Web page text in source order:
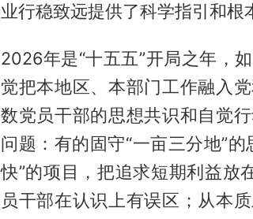
业行稳致远提供了科学指引和根
2026年是“十五五”开局之年，
觉把本地区、本部门工作融入
数党员干部的思想共识和自觉
问题：有的固守“一亩三分地”
快”的项目，把追求短期利益
员干部在认识上有误区；从本